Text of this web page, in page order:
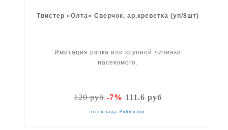
Твистер «Олта» Сверчок, ар.креветка (уп/8шт)
Имитация рачка или крупной личинки
насекомого.
120 руб-7% 111.6 руб
со склада Робинзон